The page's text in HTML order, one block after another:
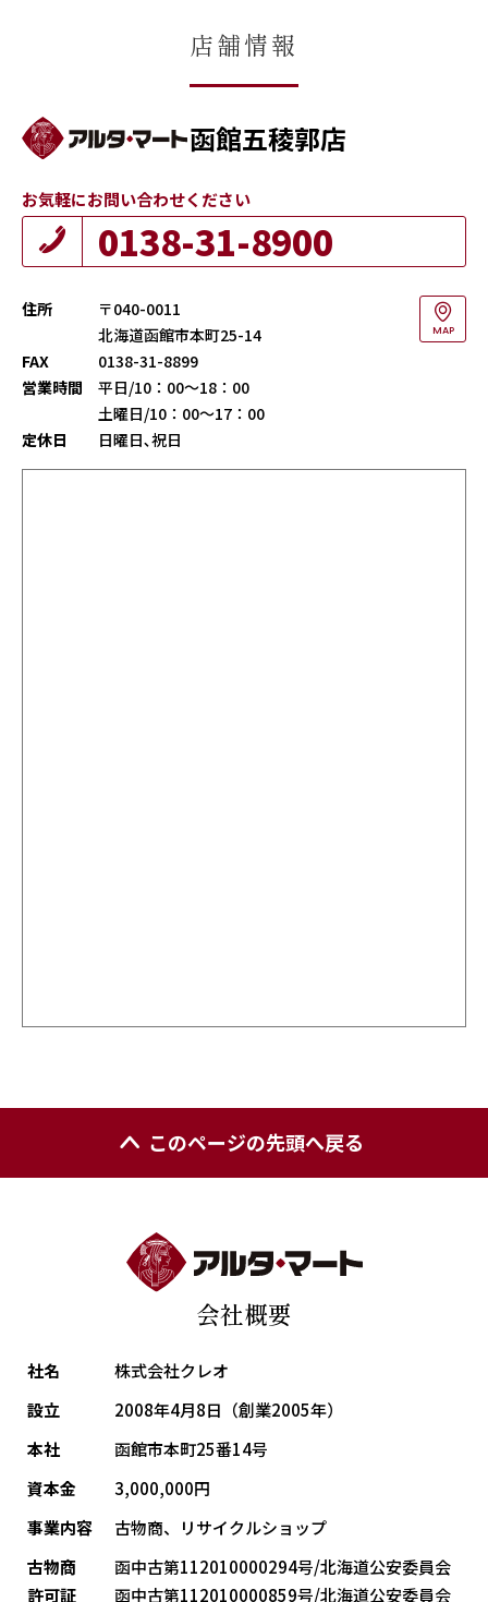
店舗情報
函館五稜郭店
お気軽にお問い合わせください
0138-31-8900
住所
〒040-0011
北海道函館市本町25-14
MAP
FAX
0138-31-8899
営業時間
平日/10：00～18：00
土曜日/10：00～17：00
定休日
日曜日､祝日
このページの先頭へ戻る
会社概要
社名
株式会社クレオ
設立
2008年4月8日（創業2005年）
本社
函館市本町25番14号
資本金
3,000,000円
事業内容
古物商、リサイクルショップ
古物商
許可証
函中古第112010000294号/北海道公安委員会
函中古第112010000859号/北海道公安委員会